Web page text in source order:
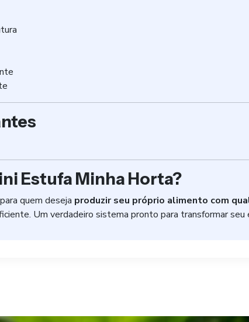
Estufa Minha Horta?
quem deseja produzir seu próprio alimento com
Um verdadeiro sistema pronto para transformar seu